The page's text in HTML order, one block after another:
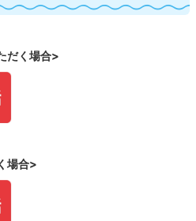
だく場合>
場合>